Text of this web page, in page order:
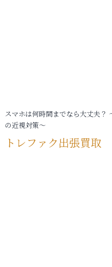
スマホは何時間までなら大丈夫？
の近視対策～
トレファク出張買取